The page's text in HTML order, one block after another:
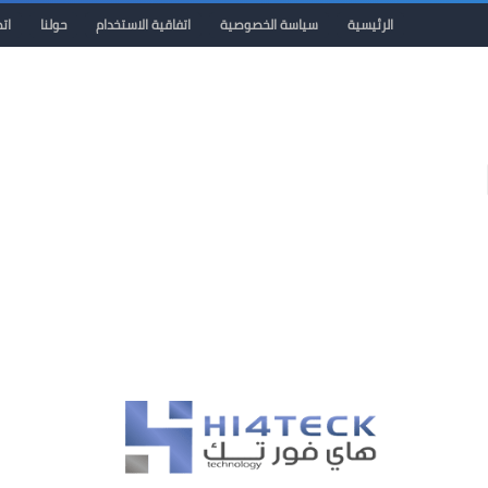
الرئيسية سياسة الخصوصية اتفاقية الاستخدام حولنا